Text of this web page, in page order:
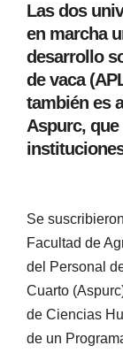
Las dos
en marcha
desarrollo
de vaca
también es
Aspurc,
Se
Facultad de
del Personal
Cuarto
de Ciencias
de un